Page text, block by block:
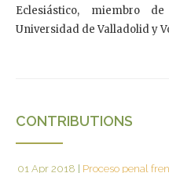
Eclesiástico, miembro
Universidad de Valladolid y
CONTRIBUTIONS
01 Apr 2018
Proceso penal